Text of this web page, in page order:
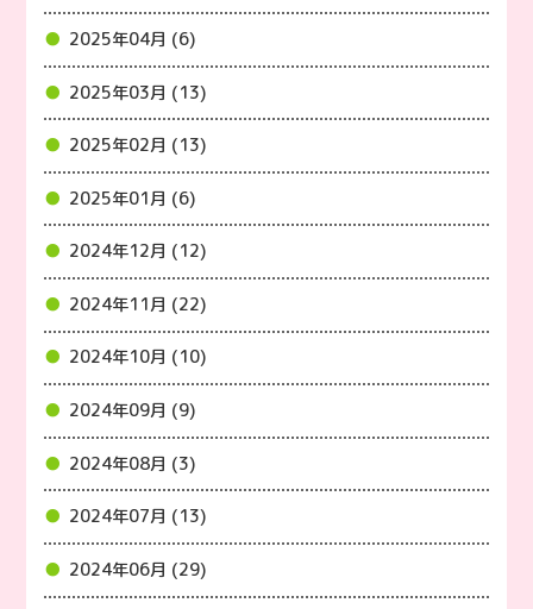
2025年04月 (6)
2025年03月 (13)
2025年02月 (13)
2025年01月 (6)
2024年12月 (12)
2024年11月 (22)
2024年10月 (10)
2024年09月 (9)
2024年08月 (3)
2024年07月 (13)
2024年06月 (29)